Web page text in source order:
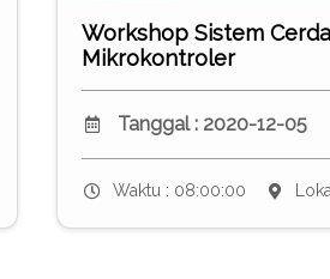
Workshop Sistem
Mikrokontroler
Tanggal : 2020-12-05
Waktu : 08:00:00